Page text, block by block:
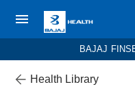
BAJAJ
Health Library